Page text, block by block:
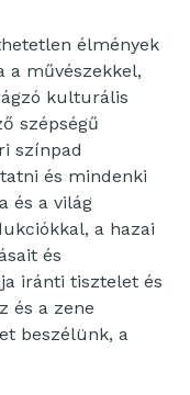
élmények
a művészekkel,
kulturális
szépségű
színpad
és mindenki
és a világ
a hazai
és
iránti tisztelet és
és a zene
beszélünk, a